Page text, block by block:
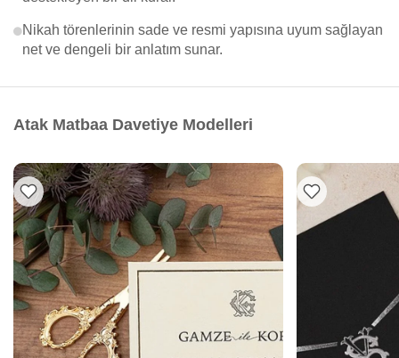
Nikah törenlerinin sade ve resmi yapısına uyum sağlayan
net ve dengeli bir anlatım sunar.
Atak Matbaa Davetiye Modelleri